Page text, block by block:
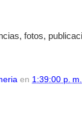
fotos,
en 1:39:00 p. m.